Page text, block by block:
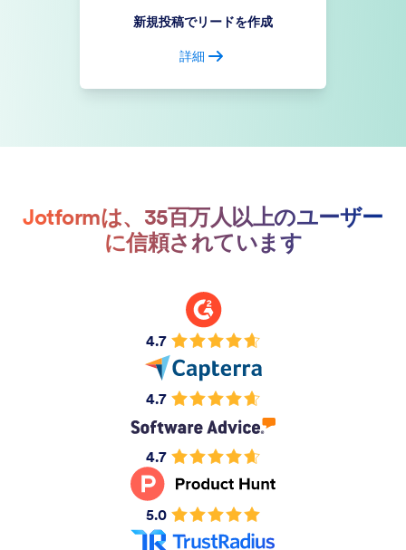
新規投稿でリードを作成
詳細
Jotformは、35百万人以上のユーザー
に信頼されています
4.7
4.7
4.7
5.0